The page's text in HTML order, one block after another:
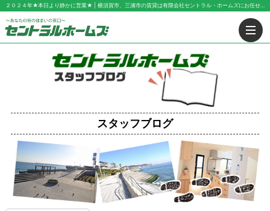
２０２４年★本日より静かに営業★ | 横須賀市、三浦市の賃貸は有限会社セントラル・ホームズにお任せ下さい！
スタッフブログ